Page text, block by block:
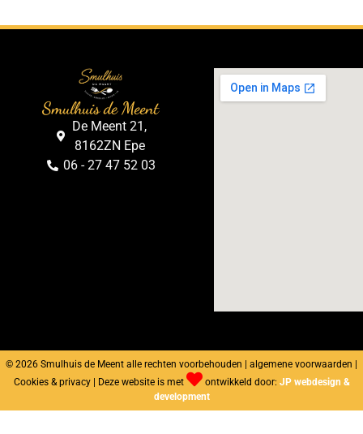
Smulhuis de Meent
De Meent 21,
8162ZN Epe
06 - 27 47 52 03
© 2026 Smulhuis de Meent alle rechten voorbehouden | algemene voorwaarden |
Cookies & privacy | Deze website is met
ontwikkeld door: JP webdesign &
development